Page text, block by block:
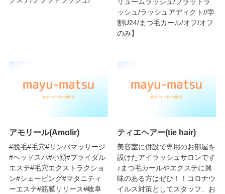
リュームラッシュ/フラットラ
ッシュ/ラッシュアディクト//学
割U24/まつ毛カール/オフ/オフ
のみ】
アモリール(Amolir)
#脱毛#毛穴#リンパマッサージ
#ヘッドスパ#小顔#ブライダル
エステ#毛穴エクストラクショ
ン#シェービング#マタニティ
ーエステ#筋膜リリース#岐阜
ティエヘアー(tie hair)
美容室に併設で専用のお部屋を
設けたアイラッシュサロンです
♪まつ毛カールやエクステに興
味のある方はぜひ！！コロナウ
イルス対策としてスタッフ、お